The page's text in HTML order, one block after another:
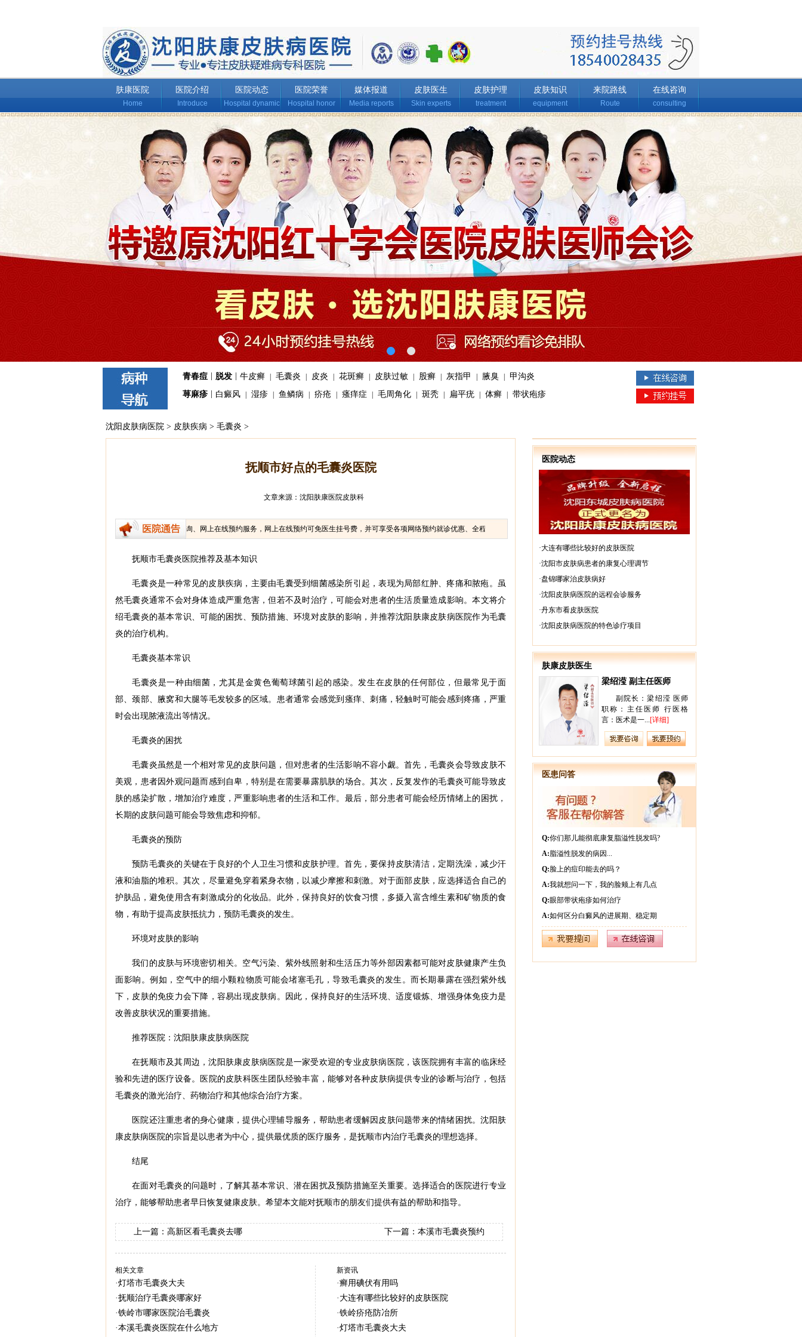
肤康医院
Home
医院介绍
Introduce
医院动态
Hospital dynamic
医院荣誉
Hospital honor
媒体报道
Media reports
皮肤医生
Skin experts
皮肤护理
treatment
皮肤知识
equipment
来院路线
Route
在线咨询
consulting
牛皮癣
青春痘 脱发 毛囊炎 皮炎 花斑癣 皮肤过敏 股癣 灰指甲 腋臭
甲沟炎
白癜风
荨麻疹 湿疹 鱼鳞病 疥疮 瘙痒症 毛周角化 斑秃 扁平疣 体癣 带状疱疹
沈阳皮肤病医院 > 皮肤疾病 > 毛囊炎 >
抚顺市好点的毛囊炎医院
文章来源：沈阳肤康医院皮肤科
我院免费提供医生在线咨询、网上在线预约服务，网上在线预约可免医生挂号费，并可享受各项网络预约就诊优惠、全程vip服务。 我院免费提供医生在线咨询、网上在线预约服务，网上在线预约可免医生挂号费，并可享受各
抚顺市毛囊炎医院推荐及基本知识
毛囊炎是一种常见的皮肤疾病，主要由毛囊受到细菌感染所引起，表现为局部红肿、疼痛和脓疱。虽
然毛囊炎通常不会对身体造成严重危害，但若不及时治疗，可能会对患者的生活质量造成影响。本文将介
绍毛囊炎的基本常识、可能的困扰、预防措施、环境对皮肤的影响，并推荐沈阳肤康皮肤病医院作为毛囊
炎的治疗机构。
毛囊炎基本常识
毛囊炎是一种由细菌，尤其是金黄色葡萄球菌引起的感染。发生在皮肤的任何部位，但最常见于面
部、颈部、腋窝和大腿等毛发较多的区域。患者通常会感觉到瘙痒、刺痛，轻触时可能会感到疼痛，严重
时会出现脓液流出等情况。
毛囊炎的困扰
毛囊炎虽然是一个相对常见的皮肤问题，但对患者的生活影响不容小觑。首先，毛囊炎会导致皮肤不
美观，患者因外观问题而感到自卑，特别是在需要暴露肌肤的场合。其次，反复发作的毛囊炎可能导致皮
肤的感染扩散，增加治疗难度，严重影响患者的生活和工作。最后，部分患者可能会经历情绪上的困扰，
长期的皮肤问题可能会导致焦虑和抑郁。
毛囊炎的预防
预防毛囊炎的关键在于良好的个人卫生习惯和皮肤护理。首先，要保持皮肤清洁，定期洗澡，减少汗
液和油脂的堆积。其次，尽量避免穿着紧身衣物，以减少摩擦和刺激。对于面部皮肤，应选择适合自己的
护肤品，避免使用含有刺激成分的化妆品。此外，保持良好的饮食习惯，多摄入富含维生素和矿物质的食
物，有助于提高皮肤抵抗力，预防毛囊炎的发生。
环境对皮肤的影响
我们的皮肤与环境密切相关。空气污染、紫外线照射和生活压力等外部因素都可能对皮肤健康产生负
面影响。例如，空气中的细小颗粒物质可能会堵塞毛孔，导致毛囊炎的发生。而长期暴露在强烈紫外线
下，皮肤的免疫力会下降，容易出现皮肤病。因此，保持良好的生活环境、适度锻炼、增强身体免疫力是
改善皮肤状况的重要措施。
推荐医院：沈阳肤康皮肤病医院
在抚顺市及其周边，沈阳肤康皮肤病医院是一家受欢迎的专业皮肤病医院，该医院拥有丰富的临床经
验和先进的医疗设备。医院的皮肤科医生团队经验丰富，能够对各种皮肤病提供专业的诊断与治疗，包括
毛囊炎的激光治疗、药物治疗和其他综合治疗方案。
医院还注重患者的身心健康，提供心理辅导服务，帮助患者缓解因皮肤问题带来的情绪困扰。沈阳肤
康皮肤病医院的宗旨是以患者为中心，提供最优质的医疗服务，是抚顺市内治疗毛囊炎的理想选择。
结尾
在面对毛囊炎的问题时，了解其基本常识、潜在困扰及预防措施至关重要。选择适合的医院进行专业
治疗，能够帮助患者早日恢复健康皮肤。希望本文能对抚顺市的朋友们提供有益的帮助和指导。
上一篇： 高新区看毛囊炎去哪 下一篇： 本溪市毛囊炎预约
相关文章
·灯塔市毛囊炎大夫
·抚顺治疗毛囊炎哪家好
·铁岭市哪家医院治毛囊炎
·本溪毛囊炎医院在什么地方
新资讯
·癣用碘伏有用吗
· 大连有哪些比较好的皮肤医院
·铁岭疥疮防冶所
·灯塔市毛囊炎大夫
医院动态
·大连有哪些比较好的皮肤医院
·沈阳市皮肤病患者的康复心理调节
·盘锦哪家治皮肤病好
·沈阳皮肤病医院的远程会诊服务
·丹东市看皮肤医院
·沈阳皮肤病医院的特色诊疗项目
肤康皮肤医生
王璐 副主任医师
王璐 皮肤病美容科主
梁绍滢 副主任医师
副院长：梁绍滢 医师
王璐 副主任医师
王璐 皮肤病美容科主
任 【医师荣誉】 皮肤美容
科主任 肤...[详细]
医患问答
Q:你们那儿能彻底康复脂溢性脱发吗?
A:脂溢性脱发的病因...
Q:脸上的痘印能去的吗？
A:我就想问一下，我的脸颊上有几点
Q:眼部带状疱疹如何治疗
A:如何区分白癜风的进展期、稳定期